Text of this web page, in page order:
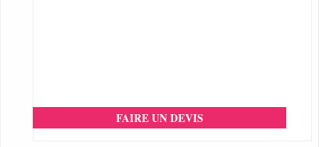
FAIRE UN DEVIS